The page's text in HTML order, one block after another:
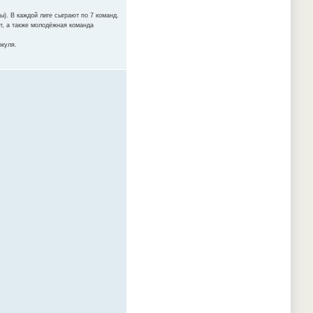
В каждой лиге сыграют по 7 команд.
а также молодёжная команда